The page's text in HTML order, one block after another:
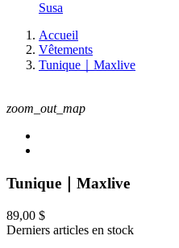
Susa
Accueil
Vêtements
Tunique｜Maxlive
zoom_out_map
Tunique｜Maxlive
89,00 $
Derniers articles en stock